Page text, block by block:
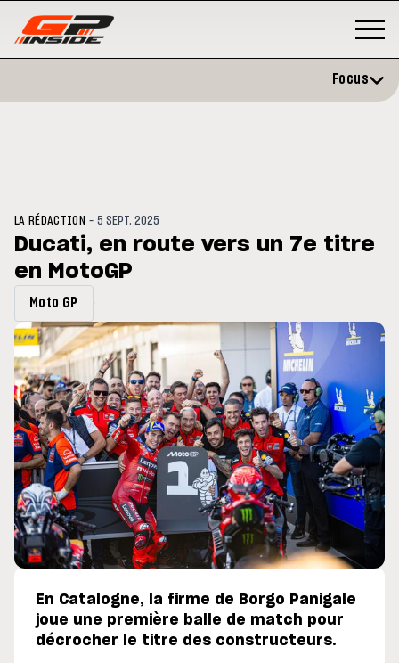
du GP de Grande-
Focus
LA RÉDACTION -5 SEPT. 2025
Ducati, en route vers un 7e titre
en MotoGP
Moto GP
En Catalogne, la firme de Borgo Panigale
joue une première balle de match pour
décrocher le titre des constructeurs.